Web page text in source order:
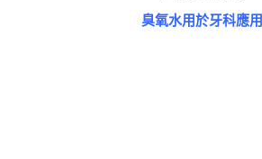
臭氧水用於牙科應用